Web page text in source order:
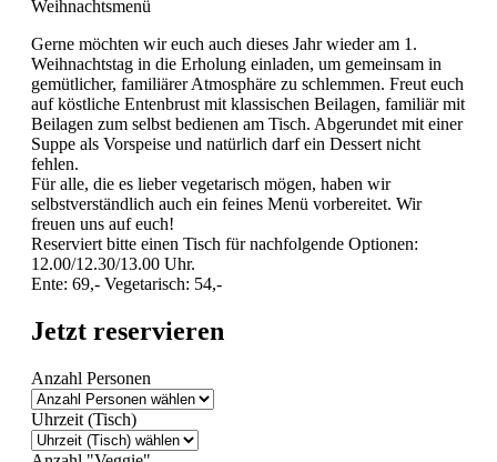
Weihnachtsmenü
Gerne möchten wir euch auch dieses Jahr wieder am 1.
Weihnachtstag in die Erholung einladen, um gemeinsam in
gemütlicher, familiärer Atmosphäre zu schlemmen. Freut euch
auf köstliche Entenbrust mit klassischen Beilagen, familiär mit
Beilagen zum selbst bedienen am Tisch. Abgerundet mit einer
Suppe als Vorspeise und natürlich darf ein Dessert nicht
fehlen.
Für alle, die es lieber vegetarisch mögen, haben wir
selbstverständlich auch ein feines Menü vorbereitet. Wir
freuen uns auf euch!
Reserviert bitte einen Tisch für nachfolgende Optionen:
12.00/12.30/13.00 Uhr.
Ente: 69,- Vegetarisch: 54,-
Jetzt reservieren
Anzahl Personen
Uhrzeit (Tisch)